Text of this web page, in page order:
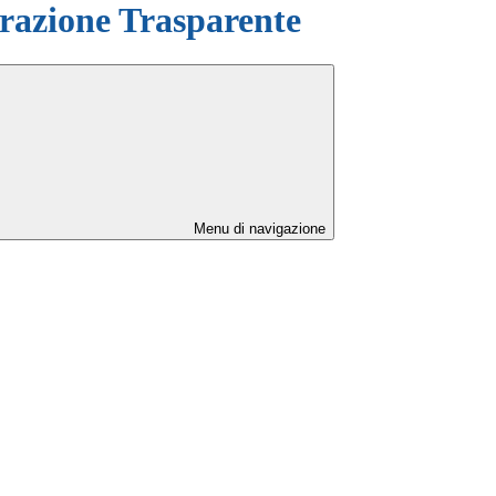
Trasparente
Menu di navigazione